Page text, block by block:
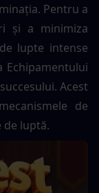
Pentru a
și a minimiza
lupte intense
Acest
de
de luptă.